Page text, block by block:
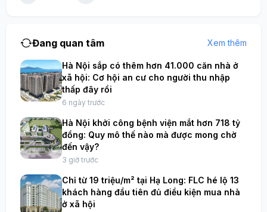
Đang quan tâm Xem thêm
Hà Nội sắp có thêm hơn 41.000 căn nhà ở
xã hội: Cơ hội an cư cho người thu nhập
thấp đây rồi
6 ngày trước
Hà Nội khởi công bệnh viện mắt hơn 718 tỷ
đồng: Quy mô thế nào mà được mong chờ
đến vậy?
3 giờ trước
Chỉ từ 19 triệu/m² tại Hạ Long: FLC hé lộ 13
khách hàng đầu tiên đủ điều kiện mua nhà
ở xã hội